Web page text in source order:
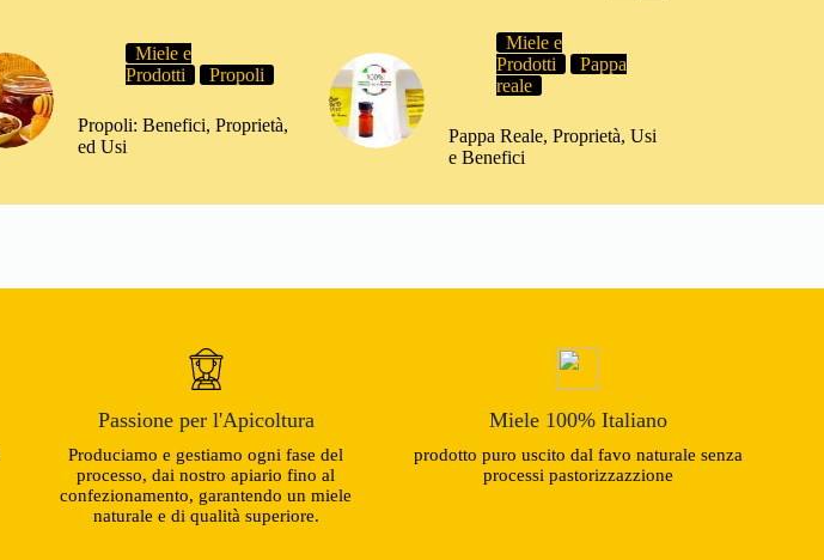
Miele e
Prodotti
Propoli
Propoli: Benefici, Proprietà,
ed Usi
Miele e
Prodotti
Pappa
reale
Pappa Reale, Proprietà, Usi
e Benefici
Passione per l'Apicoltura
Produciamo e gestiamo ogni fase del
processo, dai nostro apiario fino al
confezionamento, garantendo un miele
naturale e di qualità superiore.
Miele 100% Italiano
prodotto puro uscito dal favo naturale senza
processi pastorizzazzione